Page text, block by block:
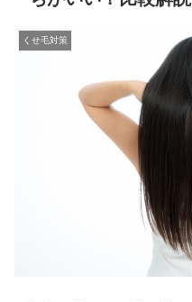
くせ毛対策